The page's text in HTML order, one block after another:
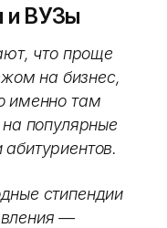
и ВУЗы
что проще
на бизнес,
именно там
популярные
стипендии
—